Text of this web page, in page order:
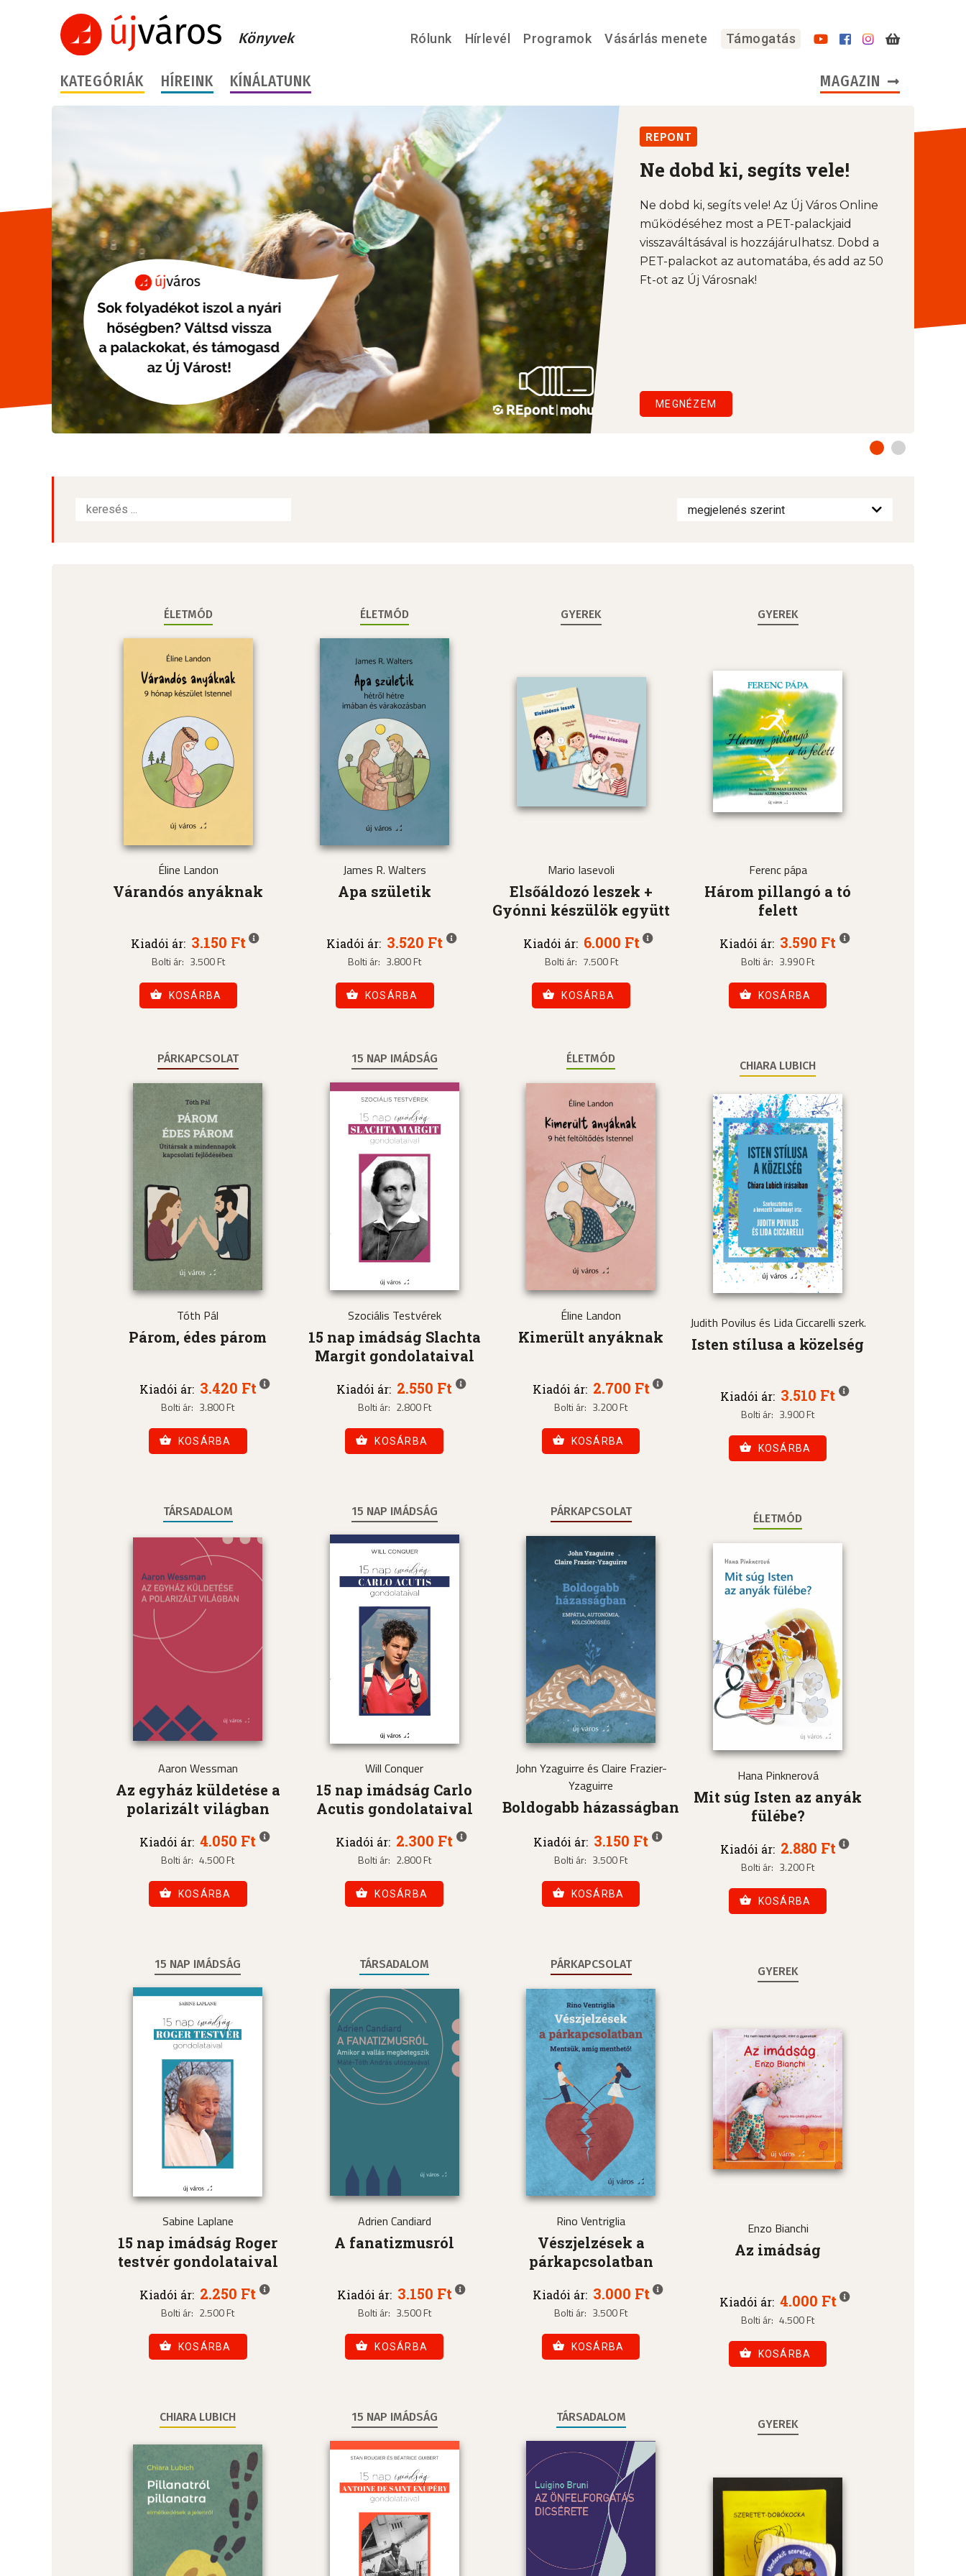
Könyvek Rólunk Hírlevél Programok Vásárlás menete Támogatás
KATEGÓRIÁK HÍREINK KÍNÁLATUNK MAGAZIN
REPONT
Ne dobd ki, segíts vele!
Ne dobd ki, segíts vele! Az Új Város Online
működéséhez most a PET-palackjaid
visszaváltásával is hozzájárulhatsz. Dobd a
PET-palackot az automatába, és add az 50
Ft-ot az Új Városnak!
MEGNÉZEM
ÉLETMÓD
Éline Landon
Várandós anyáknak
Kiadói ár: 3.150 Ft
Bolti ár: 3.500 Ft
KOSÁRBA
ÉLETMÓD
James R. Walters
Apa születik
Kiadói ár: 3.520 Ft
Bolti ár: 3.800 Ft
KOSÁRBA
GYEREK
Mario Iasevoli
Elsőáldozó leszek +
Gyónni készülök együtt
Kiadói ár: 6.000 Ft
Bolti ár: 7.500 Ft
KOSÁRBA
GYEREK
Ferenc pápa
Három pillangó a tó
felett
Kiadói ár: 3.590 Ft
Bolti ár: 3.990 Ft
KOSÁRBA
PÁRKAPCSOLAT
Tóth Pál
Párom, édes párom
Kiadói ár: 3.420 Ft
Bolti ár: 3.800 Ft
KOSÁRBA
15 NAP IMÁDSÁG
Szociális Testvérek
15 nap imádság Slachta
Margit gondolataival
Kiadói ár: 2.550 Ft
Bolti ár: 2.800 Ft
KOSÁRBA
ÉLETMÓD
Éline Landon
Kimerült anyáknak
Kiadói ár: 2.700 Ft
Bolti ár: 3.200 Ft
KOSÁRBA
CHIARA LUBICH
Judith Povilus és Lida Ciccarelli szerk.
Isten stílusa a közelség
Kiadói ár: 3.510 Ft
Bolti ár: 3.900 Ft
KOSÁRBA
TÁRSADALOM
Aaron Wessman
Az egyház küldetése a
polarizált világban
Kiadói ár: 4.050 Ft
Bolti ár: 4.500 Ft
KOSÁRBA
15 NAP IMÁDSÁG
Will Conquer
15 nap imádság Carlo
Acutis gondolataival
Kiadói ár: 2.300 Ft
Bolti ár: 2.800 Ft
KOSÁRBA
PÁRKAPCSOLAT
John Yzaguirre és Claire Frazier-
Yzaguirre
Boldogabb házasságban
Kiadói ár: 3.150 Ft
Bolti ár: 3.500 Ft
KOSÁRBA
ÉLETMÓD
Hana Pinknerová
Mit súg Isten az anyák
fülébe?
Kiadói ár: 2.880 Ft
Bolti ár: 3.200 Ft
KOSÁRBA
15 NAP IMÁDSÁG
Sabine Laplane
15 nap imádság Roger
testvér gondolataival
Kiadói ár: 2.250 Ft
Bolti ár: 2.500 Ft
KOSÁRBA
TÁRSADALOM
Adrien Candiard
A fanatizmusról
Kiadói ár: 3.150 Ft
Bolti ár: 3.500 Ft
KOSÁRBA
PÁRKAPCSOLAT
Rino Ventriglia
Vészjelzések a
párkapcsolatban
Kiadói ár: 3.000 Ft
Bolti ár: 3.500 Ft
KOSÁRBA
GYEREK
Enzo Bianchi
Az imádság
Kiadói ár: 4.000 Ft
Bolti ár: 4.500 Ft
KOSÁRBA
CHIARA LUBICH 15 NAP IMÁDSÁG TÁRSADALOM
GYEREK